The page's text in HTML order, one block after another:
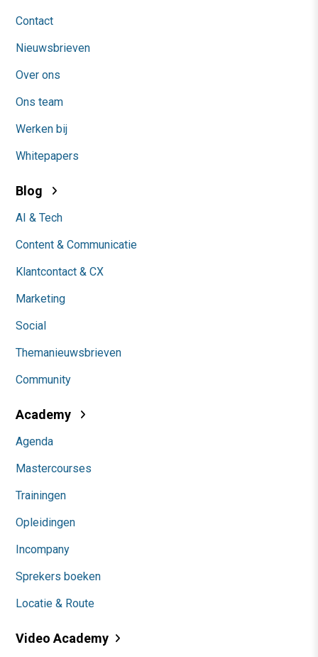
Contact
Nieuwsbrieven
Over ons
Ons team
Werken bij
Whitepapers
Blog
AI & Tech
Content & Communicatie
Klantcontact & CX
Marketing
Social
Themanieuwsbrieven
Community
Academy
Agenda
Mastercourses
Trainingen
Opleidingen
Incompany
Sprekers boeken
Locatie & Route
Video Academy